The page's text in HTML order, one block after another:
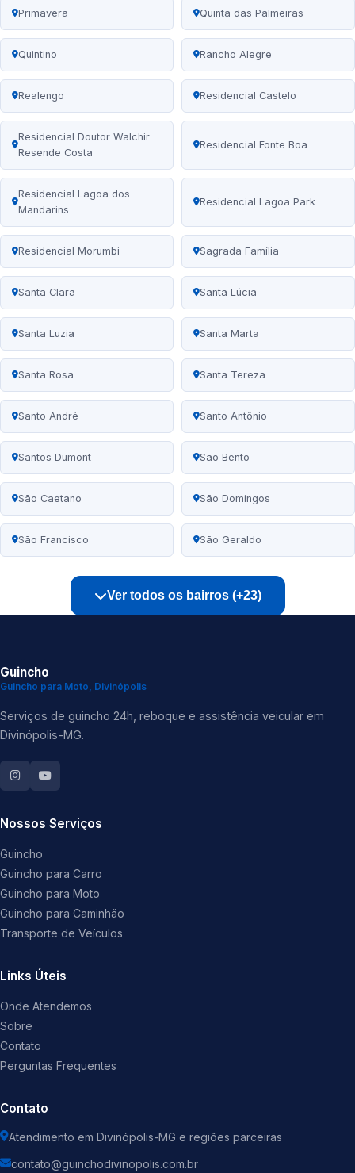
Primavera Quinta das Palmeiras
Quintino Rancho Alegre
Realengo Residencial Castelo
Residencial Doutor Walchir
Resende Costa
Residencial Fonte Boa
Residencial Lagoa dos
Mandarins
Residencial Lagoa Park
Residencial Morumbi Sagrada Família
Santa Clara Santa Lúcia
Santa Luzia Santa Marta
Santa Rosa Santa Tereza
Santo André Santo Antônio
Santos Dumont São Bento
São Caetano São Domingos
São Francisco São Geraldo
Ver todos os bairros (+23)
Guincho
Guincho para Moto, Divinópolis
Serviços de guincho 24h, reboque e assistência veicular em
Divinópolis-MG.
Nossos Serviços
Guincho
Guincho para Carro
Guincho para Moto
Guincho para Caminhão
Transporte de Veículos
Links Úteis
Onde Atendemos
Sobre
Contato
Perguntas Frequentes
Contato
Atendimento em Divinópolis-MG e regiões parceiras
contato@guinchodivinopolis.com.br